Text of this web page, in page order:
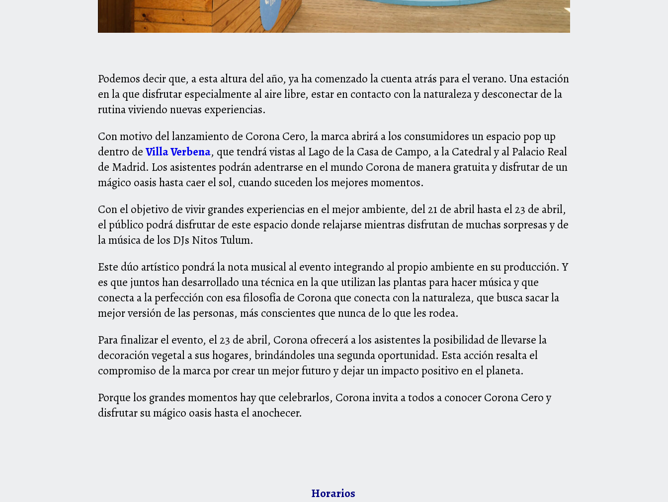
Podemos decir que, a esta altura del año, ya ha comenzado la cuenta atrás para el verano. Una estación
en la que disfrutar especialmente al aire libre, estar en contacto con la naturaleza y desconectar de la
rutina viviendo nuevas experiencias.
Con motivo del lanzamiento de Corona Cero, la marca abrirá a los consumidores un espacio pop up
dentro deVilla Verbena, que tendrá vistas al Lago de la Casa de Campo, a la Catedral y al Palacio Real
de Madrid. Los asistentes podrán adentrarse en el mundo Corona de manera gratuita y disfrutar de un
mágico oasis hasta caer el sol, cuando suceden los mejores momentos.
Con el objetivo de vivir grandes experiencias en el mejor ambiente, del 21 de abril hasta el 23 de abril,
el público podrá disfrutar de este espacio donde relajarse mientras disfrutan de muchas sorpresas y de
la música de los DJs Nitos Tulum.
Este dúo artístico pondrá la nota musical al evento integrando al propio ambiente en su producción. Y
es que juntos han desarrollado una técnica en la que utilizan las plantas para hacer música y que
conecta a la perfección con esa filosofía de Corona que conecta con la naturaleza, que busca sacar la
mejor versión de las personas, más conscientes que nunca de lo que les rodea.
Para finalizar el evento, el 23 de abril, Corona ofrecerá a los asistentes la posibilidad de llevarse la
decoración vegetal a sus hogares, brindándoles una segunda oportunidad. Esta acción resalta el
compromiso de la marca por crear un mejor futuro y dejar un impacto positivo en el planeta.
Porque los grandes momentos hay que celebrarlos, Corona invita a todos a conocer Corona Cero y
disfrutar su mágico oasis hasta el anochecer.
Horarios